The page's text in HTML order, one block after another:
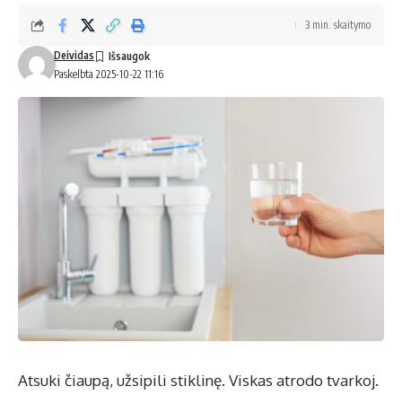
Paskelbta 2025-10-22 11:16
Deividas
3 min. skaitymo
Atsuki čiaupą, užsipili stiklinę. Viskas atrodo tvarkoj.